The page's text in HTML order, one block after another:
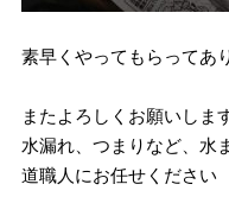
素早くやってもらってあ
またよろしくお願いしま
水漏れ、つまりなど、水
道職人にお任せください